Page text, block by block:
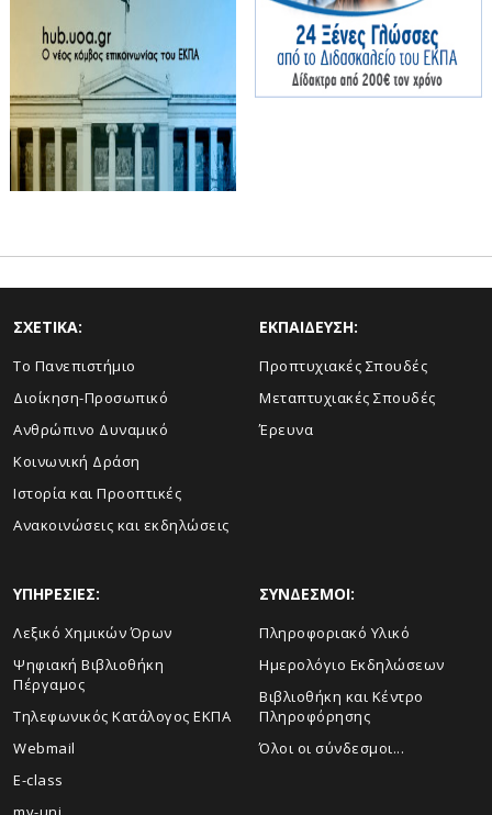
ΣΧΕΤΙΚΑ:
Το Πανεπιστήμιο
Διοίκηση-Προσωπικό
Ανθρώπινο Δυναμικό
Κοινωνική Δράση
Ιστορία και Προοπτικές
Ανακοινώσεις και εκδηλώσεις
ΕΚΠΑΙΔΕΥΣΗ:
Προπτυχιακές Σπουδές
Μεταπτυχιακές Σπουδές
Έρευνα
ΥΠΗΡΕΣΙΕΣ:
Λεξικό Χημικών Όρων
Ψηφιακή Βιβλιοθήκη
Πέργαμος
Τηλεφωνικός Κατάλογος ΕΚΠΑ
Webmail
E-class
ΣΥΝΔΕΣΜΟΙ:
Πληροφοριακό Υλικό
Ημερολόγιο Εκδηλώσεων
Βιβλιοθήκη και Κέντρο
Πληροφόρησης
Όλοι οι σύνδεσμοι...